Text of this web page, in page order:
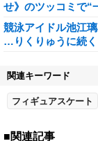
せ》のツッコミで“
競泳アイドル池江
…りくりゅうに続
関連キーワード
フィギュアスケート
■関連記事